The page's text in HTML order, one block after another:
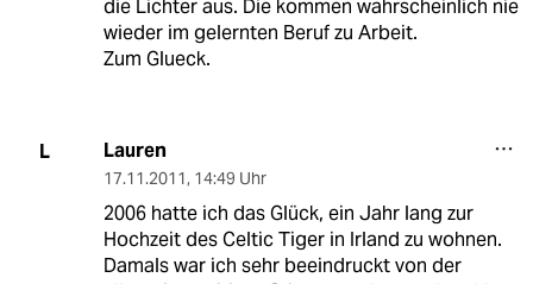
die Lichter aus. Die kommen wahrscheinlich nie
wieder im gelernten Beruf zu Arbeit.
Zum Glueck.
L Lauren
17.11.2011, 14:49 Uhr
2006 hatte ich das Glück, ein Jahr lang zur
Hochzeit des Celtic Tiger in Irland zu wohnen.
Damals war ich sehr beeindruckt von der